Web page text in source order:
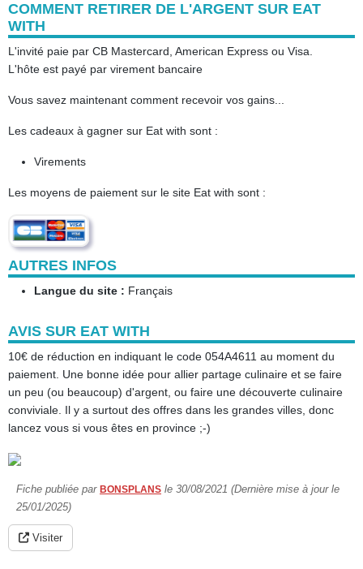
COMMENT RETIRER DE L'ARGENT SUR EAT
WITH
L'invité paie par CB Mastercard, American Express ou Visa.
L'hôte est payé par virement bancaire
Vous savez maintenant comment recevoir vos gains...
Les cadeaux à gagner sur Eat with sont :
Virements
Les moyens de paiement sur le site Eat with sont :
AUTRES INFOS
Langue du site : Français
AVIS SUR EAT WITH
10€ de réduction en indiquant le code 054A4611 au moment du
paiement. Une bonne idée pour allier partage culinaire et se faire
un peu (ou beaucoup) d'argent, ou faire une découverte culinaire
conviviale. Il y a surtout des offres dans les grandes villes, donc
lancez vous si vous êtes en province ;-)
Fiche publiée par BONSPLANS le 30/08/2021 (Dernière mise à jour le
25/01/2025)
Visiter